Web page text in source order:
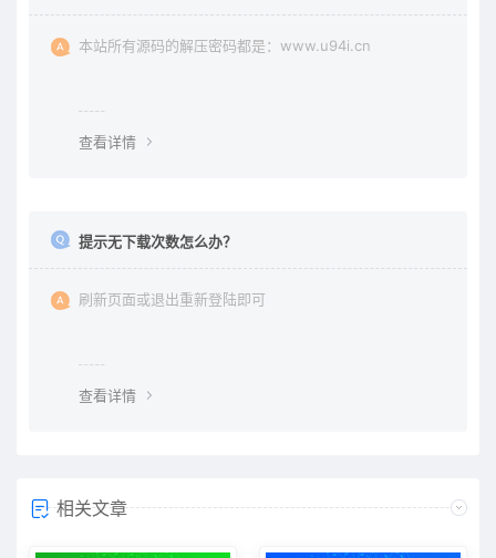
本站所有源码的解压密码都是：www.u94i.cn
查看详情
提示无下载次数怎么办？
刷新页面或退出重新登陆即可
查看详情
相关文章